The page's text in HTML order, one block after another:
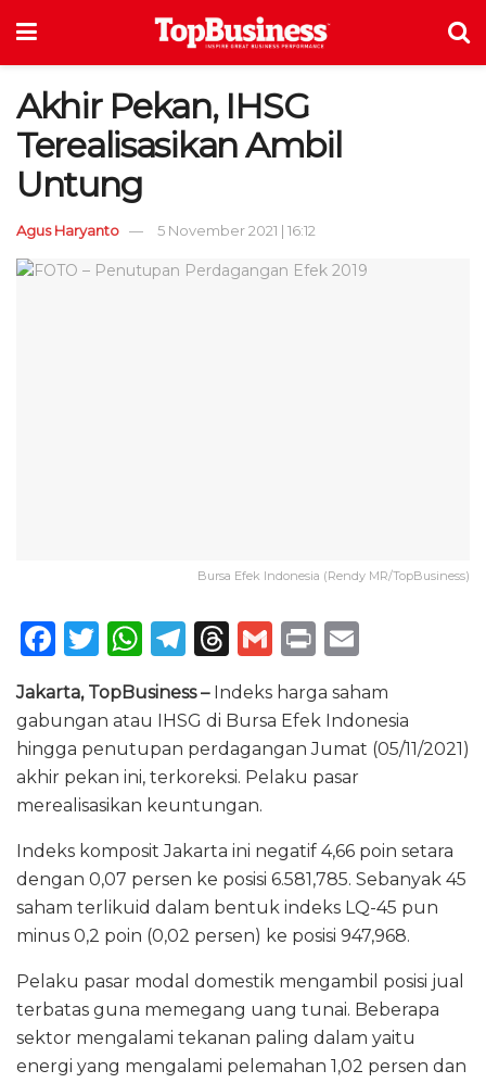
Akhir Pekan, IHSG
Terealisasikan Ambil
Untung
Agus Haryanto 5 November 2021 | 16:12
Bursa Efek Indonesia (Rendy MR/TopBusiness)
F
c
e
b
o
o
k
T
w
it
te
r
W
h
a
ts
A
p
p
T
e
g
ra
m
T
h
re
a
d
s
G
m
ai
l
P
n
t
ai
l
Jakarta, TopBusiness –Indeks harga saham
gabungan atau IHSG di Bursa Efek Indonesia
hingga penutupan perdagangan Jumat (05/11/2021)
akhir pekan ini, terkoreksi. Pelaku pasar
merealisasikan keuntungan.
Indeks komposit Jakarta ini negatif 4,66 poin setara
dengan 0,07 persen ke posisi 6.581,785. Sebanyak 45
saham terlikuid dalam bentuk indeks LQ-45 pun
minus 0,2 poin (0,02 persen) ke posisi 947,968.
Pelaku pasar modal domestik mengambil posisi jual
terbatas guna memegang uang tunai. Beberapa
sektor mengalami tekanan paling dalam yaitu
energi yang mengalami pelemahan 1,02 persen dan